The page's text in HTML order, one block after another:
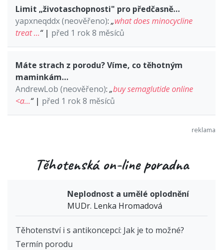
Limit „životaschopnosti" pro předčasně…
yapxneqddx (neověřeno): „what does minocycline
treat …“| před 1 rok 8 měsíců
Máte strach z porodu? Víme, co těhotným
maminkám…
AndrewLob (neověřeno): „buy semaglutide online
<a…“| před 1 rok 8 měsíců
Těhotenská on-line poradna
Neplodnost a umělé oplodnění
MUDr. Lenka Hromadová
Těhotenství i s antikoncepcí: Jak je to možné?
Termín porodu